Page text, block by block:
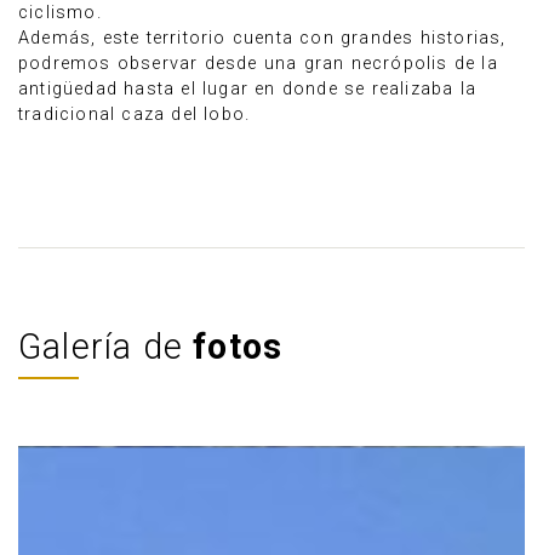
ciclismo.
Además, este territorio cuenta con grandes historias,
podremos observar desde una gran necrópolis de la
antigüedad hasta el lugar en donde se realizaba la
tradicional caza del lobo.
Galería defotos